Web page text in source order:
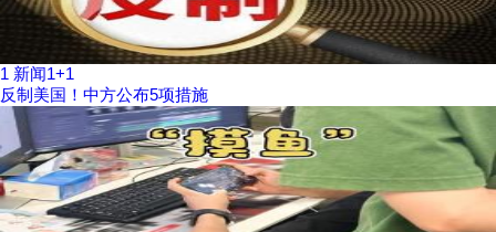
1 新闻1+1
反制美国！中方公布5项措施